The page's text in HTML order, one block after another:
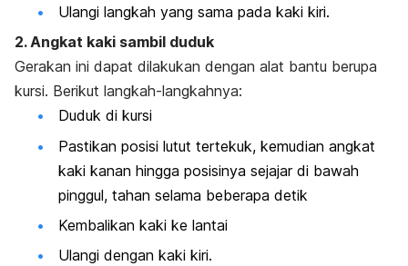
Ulangi langkah yang sama pada kaki kiri.
2. Angkat kaki sambil duduk
Gerakan ini dapat dilakukan dengan alat bantu berupa
kursi. Berikut langkah-langkahnya:
Duduk di kursi
Pastikan posisi lutut tertekuk, kemudian angkat
kaki kanan hingga posisinya sejajar di bawah
pinggul, tahan selama beberapa detik
Kembalikan kaki ke lantai
Ulangi dengan kaki kiri.